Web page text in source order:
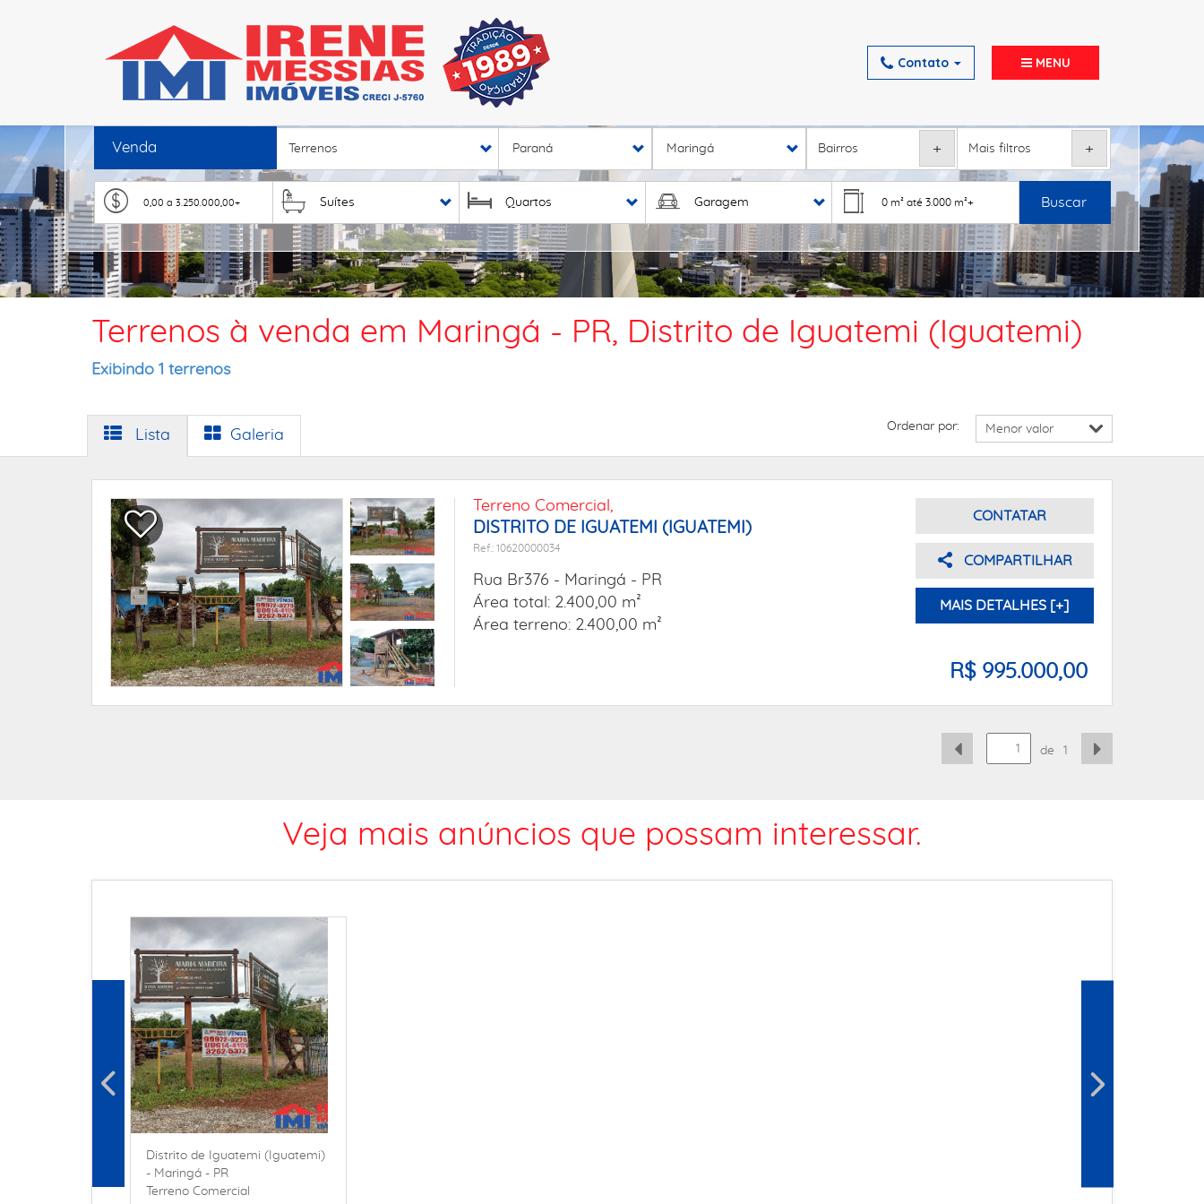
Contato MENU
Venda Terrenos Paraná Maringá + +
Suítes Quartos Garagem Buscar
Terrenos à venda em Maringá - PR, Distrito de Iguatemi (Iguatemi)
Exibindo 1 terrenos
Lista Galeria
Ordenar por:
Terreno Comercial,
DISTRITO DE IGUATEMI (IGUATEMI)
Ref.: 10620000034
Rua Br376 - Maringá - PR
Área total: 2.400,00 m²
Área terreno: 2.400,00 m²
CONTATAR
COMPARTILHAR
MAIS DETALHES [+]
R$ 995.000,00
de 1
Veja mais anúncios que possam interessar.
Distrito de Iguatemi (Iguatemi)
- Maringá - PR
Terreno Comercial